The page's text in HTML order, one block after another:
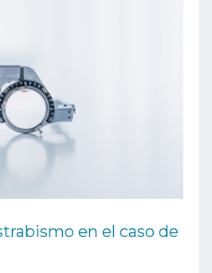
en el caso de